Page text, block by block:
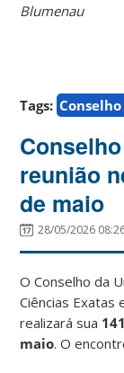
Blumenau
Tags:
reunião
de maio
28/05/2026
O Conselho da
Ciências Exatas
realizará sua
maio. O